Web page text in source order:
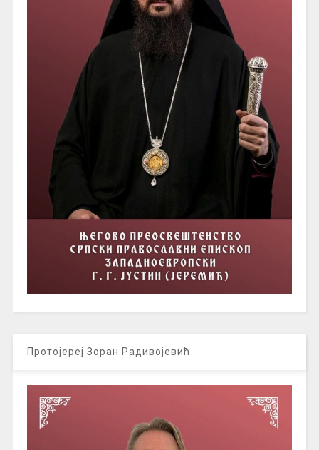
Протојереј Зоран Радивојевић